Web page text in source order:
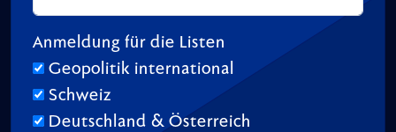
Anmeldung für die Listen
Geopolitik international
Schweiz
Deutschland & Österreich